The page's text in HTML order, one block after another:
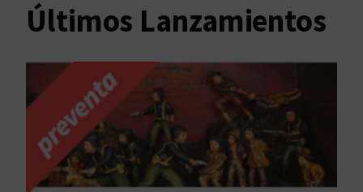
Últimos Lanzamientos